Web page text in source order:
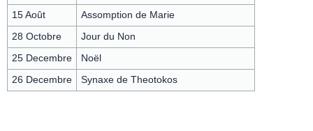
15 Août Assomption de Marie
28 Octobre Jour du Non
25 Decembre Noël
26 Decembre Synaxe de Theotokos